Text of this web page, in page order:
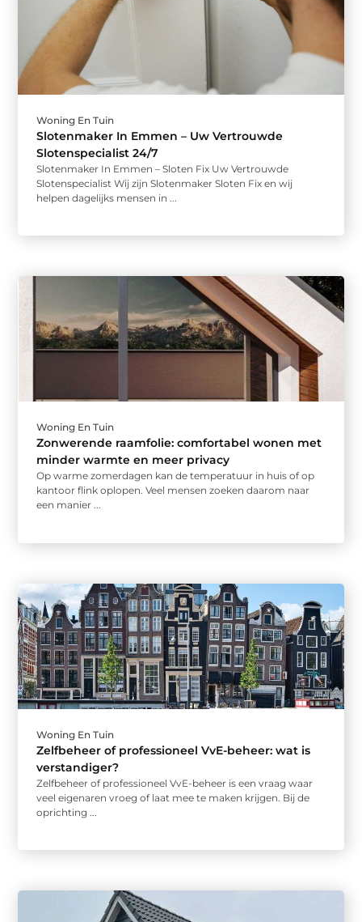
Woning En Tuin
Slotenmaker In Emmen – Uw Vertrouwde
Slotenspecialist 24/7
Slotenmaker In Emmen – Sloten Fix Uw Vertrouwde
Slotenspecialist Wij zijn Slotenmaker Sloten Fix en wij
helpen dagelijks mensen in ...
Woning En Tuin
Zonwerende raamfolie: comfortabel wonen met
minder warmte en meer privacy
Op warme zomerdagen kan de temperatuur in huis of op
kantoor flink oplopen. Veel mensen zoeken daarom naar
een manier ...
Woning En Tuin
Zelfbeheer of professioneel VvE-beheer: wat is
verstandiger?
Zelfbeheer of professioneel VvE-beheer is een vraag waar
veel eigenaren vroeg of laat mee te maken krijgen. Bij de
oprichting ...